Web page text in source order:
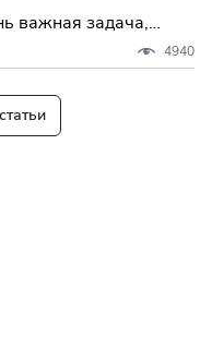
важная задача,
на большую
4940